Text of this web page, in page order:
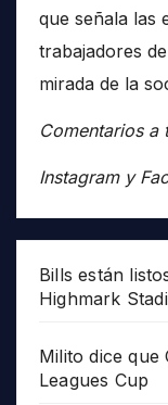
que señala las
trabajadores
mirada de la
Comentarios a
Instagram y
Bills están
Highmark
Milito dice que
Leagues Cup